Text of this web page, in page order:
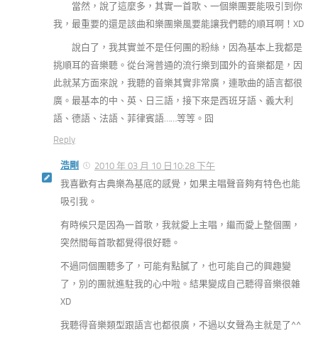
當然，說了這麼多，其實一首歌、一個樂團要能吸引到你
我，最重要的還是該曲和樂團樂風要能讓我們聽的順耳啊！XD
說白了，我其實並不是任何團的粉絲，因為基本上我都是
挑順耳的音樂聽。從台灣普通的流行樂到國外的音樂都是，因
此就某方面來說，我聽的音樂其實非常廣，連歌曲的語言都很
廣。最基本的中、英、日三語，接下來是西班牙語、義大利
語、德語、法語、菲律賓語……等等。囧
Reply
浩剛
2010 年 03 月 10 日10:28 下午
我喜歡有古典樂為基底的感覺，如果主唱聲音夠有特色也能
吸引我。
有時候只是因為一首歌，我就愛上主唱，繼而愛上整個團，
突然間每首歌都覺得很好聽。
不過同個團聽多了，可能有點膩了，也可能自己的興趣變
了，別的團就進駐我的心中啦。結果變成自己聽得音樂很雜
XD
我聽得音樂類型跟語言也都很廣，不過以女聲為主就是了^^